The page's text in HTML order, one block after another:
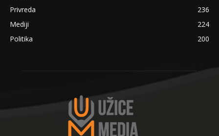
Privreda
236
Mediji
224
Politika
200